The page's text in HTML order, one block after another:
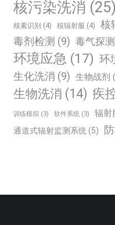
核污染洗消 (25)
核素识别 (4) 核辐射服 (4) 核
毒剂检测 (9) 毒气探测
环境应急 (17) 环
生化洗消 (9) 生物战剂
生物洗消 (14) 疾
训练模拟 (3) 软件系统 (3) 辐射
通道式辐射监测系统(5)